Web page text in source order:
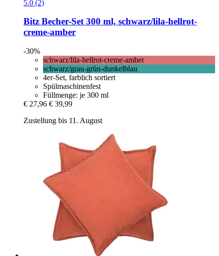
5.0 (2)
Bitz Becher-​Set 300 ml, schwarz/lila-​hellrot-​
creme-​amber
-30%
schwarz/lila-hellrot-creme-amber
schwarz/grau-grün-dunkelblau
4er-Set, farblich sortiert
Spülmaschinenfest
Füllmenge: je 300 ml
€ 27,96 € 39,99
Zustellung bis 11. August